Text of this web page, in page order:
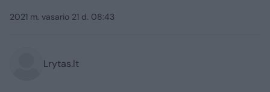
2021 m. vasario 21 d. 08:43
Lrytas.lt